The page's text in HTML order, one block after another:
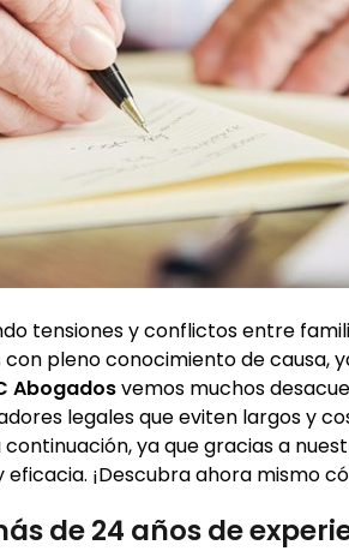
tensiones y conflictos entre
pleno conocimiento de causa,
Abogadosvemos muchos
legales que eviten largos y
ya que gracias a
¡Descubra ahora mismo
de 24 años de